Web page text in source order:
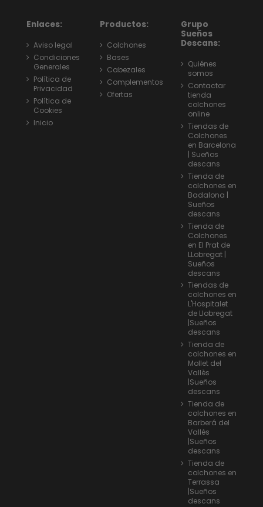
Enlaces:
Aviso legal
Condiciones
Generales
Política de
Privacidad
Política de
Cookies
Inicio
Productos:
Colchones
Bases
Cabezales
Complementos
Ofertas
Grupo
Sueños
Descans:
Quiénes
somos
Contactar
tienda
colchones
online
Tiendas de
Colchones
en Barcelona
| Sueños
descans
Tienda de
colchones en
Badalona |
Sueños
descans
Tienda de
Colchones
en El Prat de
LLobregat |
Sueños
descans
Tiendas de
colchones en
L'Hospitalet
de Llobregat
|Sueños
descans
Tienda de
colchones en
Mollet del
Vallès
|Sueños
descans
Tienda de
colchones en
Barberá del
Vallés
|Sueños
descans
Tienda de
colchones en
Terrassa
|Sueños
descans